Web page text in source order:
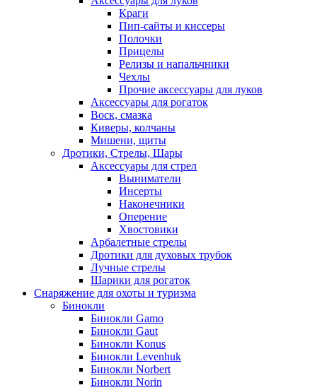
Краги
Пип-сайты и киссеры
Полочки
Прицелы
Релизы и напальчники
Чехлы
Прочие аксессуары для луков
Аксессуары для рогаток
Воск, смазка
Киверы, колчаны
Мишени, щиты
Дротики, Стрелы, Шары
Аксессуары для стрел
Выниматели
Инсерты
Наконечники
Оперение
Хвостовики
Арбалетные стрелы
Дротики для духовых трубок
Лучные стрелы
Шарики для рогаток
Снаряжение для охоты и туризма
Бинокли
Бинокли Gamo
Бинокли Gaut
Бинокли Konus
Бинокли Levenhuk
Бинокли Norbert
Бинокли Norin